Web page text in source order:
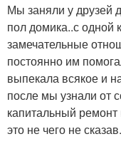
Мы заняли у друзей
пол домика..с одной
замечательные
постоянно им
выпекала всякое и
после мы узнали от
капитальный
это не чего не сказав.